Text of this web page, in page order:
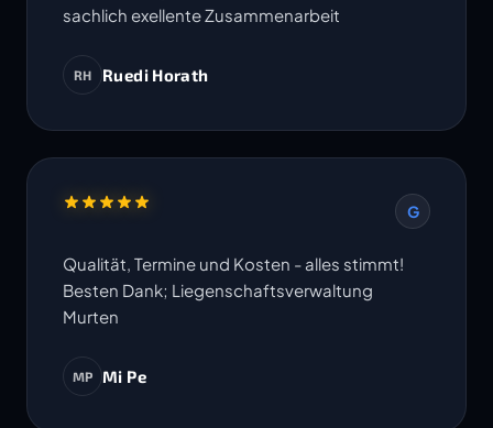
sachlich exellente Zusammenarbeit
RH Ruedi Horath
G
Qualität, Termine und Kosten - alles stimmt!
Besten Dank; Liegenschaftsverwaltung
Murten
MP Mi Pe